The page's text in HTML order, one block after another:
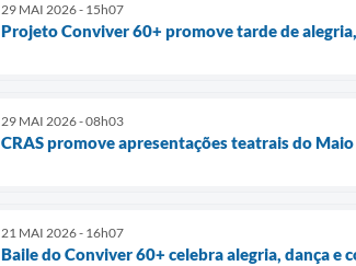
29 MAI 2026 - 15h07
Projeto Conviver 60+ promove tarde de
29 MAI 2026 - 08h03
CRAS promove apresentações teatrais do
21 MAI 2026 - 16h07
Baile do Conviver 60+ celebra alegria, dança e